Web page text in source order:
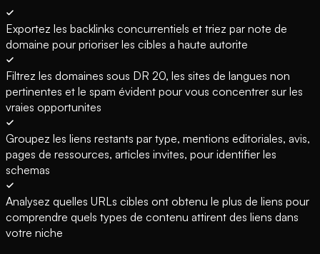
Exportez les backlinks concurrentiels et triez par note de
domaine pour prioriser les cibles a haute autorite
Filtrez les domaines sous DR 20, les sites de langues non
pertinentes et le spam évident pour vous concentrer sur les
vraies opportunites
Groupez les liens restants par type, mentions editoriales, avis,
pages de ressources, articles invites, pour identifier les
schemas
Analysez quelles URLs cibles ont obtenu le plus de liens pour
comprendre quels types de contenu attirent des liens dans
votre niche